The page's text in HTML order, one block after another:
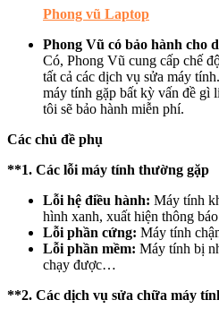
Phong vũ Laptop
Phong Vũ có bảo hành cho
Có, Phong Vũ cung cấp chế
tất cả các dịch vụ sửa máy
máy tính gặp bất kỳ vấn đề gì
tôi sẽ bảo hành miễn phí.
Các chủ đề phụ
**1. Các lỗi máy tính thường gặp
Lỗi hệ điều hành: Máy tính
hình xanh, xuất hiện thông
Lỗi phần cứng: Máy tính
Lỗi phần mềm: Máy tính bị
chạy được…
**2. Các dịch vụ sửa chữa máy